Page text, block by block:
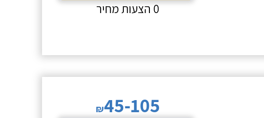
0 הצעות מחיר
₪45-105